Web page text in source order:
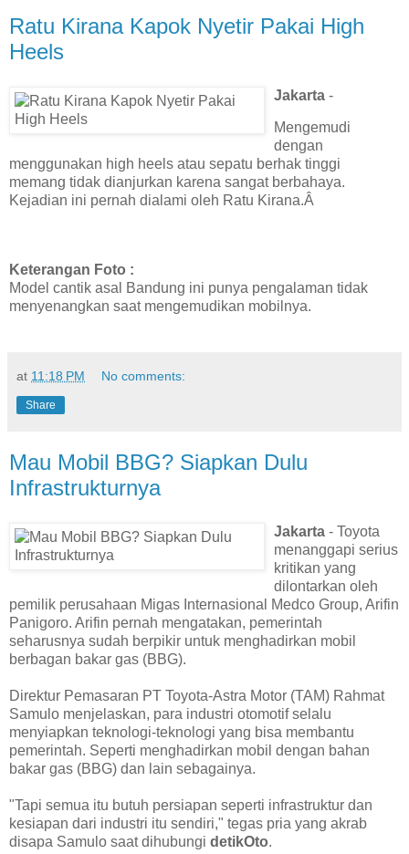
Ratu Kirana Kapok Nyetir Pakai High
Heels
Jakarta -
Mengemudi
dengan
menggunakan high heels atau sepatu berhak tinggi
memang tidak dianjurkan karena sangat berbahaya.
Kejadian ini pernah dialami oleh Ratu Kirana.Â
Keterangan Foto :
Model cantik asal Bandung ini punya pengalaman tidak
menyenangkan saat mengemudikan mobilnya.
at 11:18 PM No comments:
Share
Mau Mobil BBG? Siapkan Dulu
Infrastrukturnya
Jakarta - Toyota
menanggapi serius
kritikan yang
dilontarkan oleh
pemilik perusahaan Migas Internasional Medco Group, Arifin
Panigoro. Arifin pernah mengatakan, pemerintah
seharusnya sudah berpikir untuk menghadirkan mobil
berbagan bakar gas (BBG).
Direktur Pemasaran PT Toyota-Astra Motor (TAM) Rahmat
Samulo menjelaskan, para industri otomotif selalu
menyiapkan teknologi-teknologi yang bisa membantu
pemerintah. Seperti menghadirkan mobil dengan bahan
bakar gas (BBG) dan lain sebagainya.
"Tapi semua itu butuh persiapan seperti infrastruktur dan
kesiapan dari industri itu sendiri," tegas pria yang akrab
disapa Samulo saat dihubungi detikOto.